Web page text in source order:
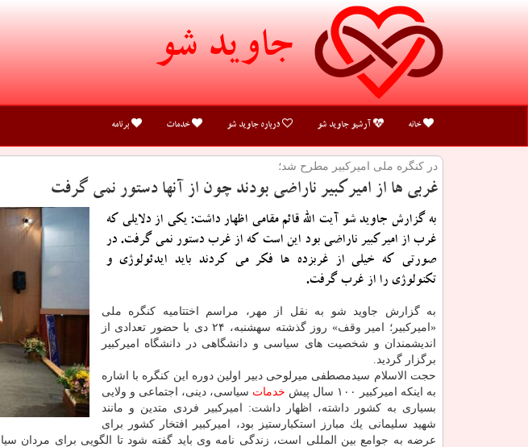
جاوید شو
خانه آرشیو جاوید شو درباره جاوید شو خدمات برنامه
در كنگره ملی امیركبیر مطرح شد؛
غربی ها از امیركبیر ناراضی بودند چون از آنها دستور نمی گرفت
به گزارش جاوید شو آیت الله قائم مقامی اظهار داشت: یكی از دلایلی كه
غرب از امیركبیر ناراضی بود این است كه از غرب دستور نمی گرفت. در
صورتی كه خیلی از غربزده ها فكر می كردند باید ایدئولوژی و
تكنولوژی را از غرب گرفت.
به گزارش جاوید شو به نقل از مهر، مراسم اختتامیه كنگره ملی
«امیركبیر؛ امیر وقف» روز گذشته سه‎شنبه، ۲۴ دی با حضور تعدادی از
اندیشمندان و شخصیت های سیاسی و دانشگاهی در دانشگاه امیركبیر
برگزار گردید.
حجت الاسلام سیدمصطفی میرلوحی دبیر اولین دوره این كنگره با اشاره
به اینكه امیركبیر ۱۰۰ سال پیش
خدمات سیاسی، دینی، اجتماعی و ولایی
بسیاری به كشور داشته، اظهار داشت: امیركبیر فردی متدین و مانند
شهید سلیمانی یك مبارز استكبارستیز بود، امیركبیر افتخار كشور برای
عرضه به جوامع بین المللی است، زندگی نامه وی باید گفته شود تا الگویی برای مردان